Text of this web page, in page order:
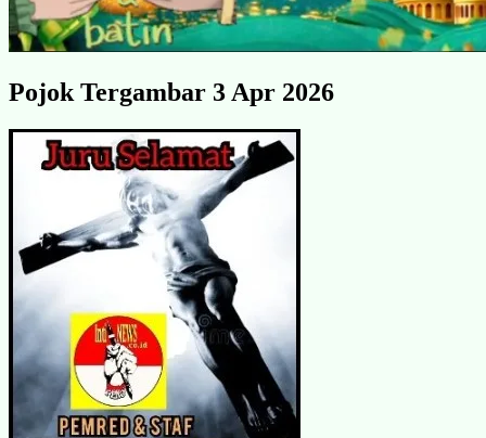
Pojok Tergambar 3 Apr 2026